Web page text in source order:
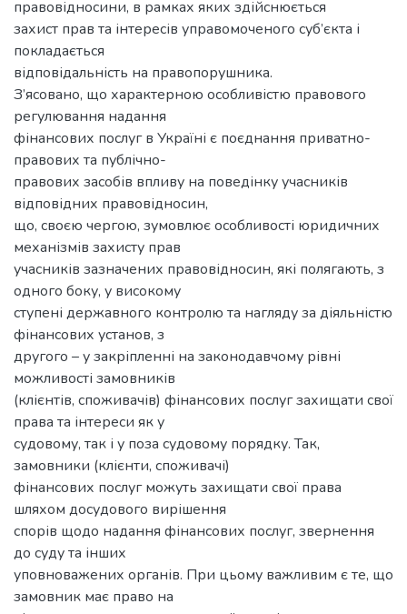
правовідносини, в рамках яких здійснюється
захист прав та інтересів управомоченого суб’єкта і
покладається
відповідальність на правопорушника.
З’ясовано, що характерною особливістю правового
регулювання надання
фінансових послуг в Україні є поєднання приватно-
правових та публічно-
правових засобів впливу на поведінку учасників
відповідних правовідносин,
що, своєю чергою, зумовлює особливості юридичних
механізмів захисту прав
учасників зазначених правовідносин, які полягають, з
одного боку, у високому
ступені державного контролю та нагляду за діяльністю
фінансових установ, з
другого – у закріпленні на законодавчому рівні
можливості замовників
(клієнтів, споживачів) фінансових послуг захищати свої
права та інтереси як у
судовому, так і у поза судовому порядку. Так,
замовники (клієнти, споживачі)
фінансових послуг можуть захищати свої права
шляхом досудового вирішення
спорів щодо надання фінансових послуг, звернення
до суду та інших
уповноважених органів. При цьому важливим є те, що
замовник має право на